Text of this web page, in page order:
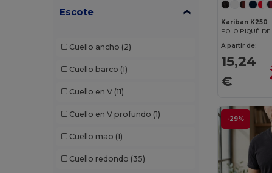
Promodoro (8)
Radsow by Uneek
Regatta (3)
Rimeck (11)
Roly (85)
Roly Sport (15)
Escote
Cuello ancho (2)
Cuello barco (1)
Cuello en V (11)
Cuello en V profundo (1)
Cuello mao (1)
Cuello redondo (35)
Kariban K250
A partir de:
15,24
€
-29%